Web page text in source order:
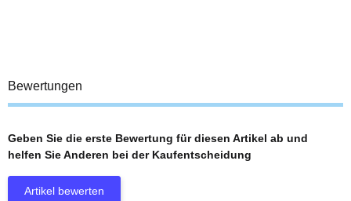
Bewertungen
Geben Sie die erste Bewertung für diesen Artikel ab und
helfen Sie Anderen bei der Kaufentscheidung
Artikel bewerten